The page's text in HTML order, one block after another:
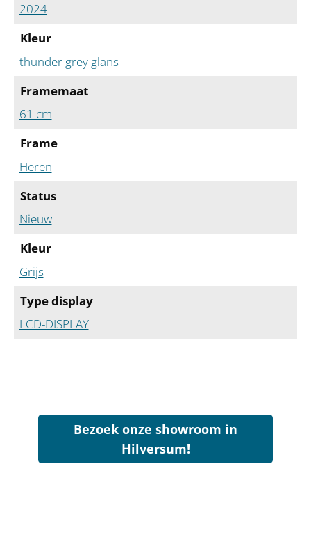
2024
Kleur
thunder grey glans
Framemaat
61 cm
Frame
Heren
Status
Nieuw
Kleur
Grijs
Type display
LCD-DISPLAY
Bezoek onze showroom in
Hilversum!